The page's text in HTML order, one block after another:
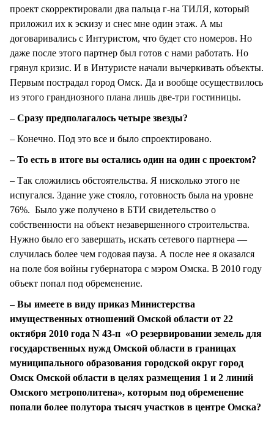
проект скорректировали два пальца г-на ТИЛЯ, который
приложил их к эскизу и снес мне один этаж. А мы
договаривались с Интуристом, что будет сто номеров. Но
даже после этого партнер был готов с нами работать. Но
грянул кризис. И в Интуристе начали вычеркивать объекты.
Первым пострадал город Омск. Да и вообще осуществилось
из этого грандиозного плана лишь две-три гостиницы.
– Сразу предполагалось четыре звезды?
– Конечно. Под это все и было спроектировано.
– То есть в итоге вы остались один на один с проектом?
– Так сложились обстоятельства. Я нисколько этого не
испугался. Здание уже стояло, готовность была на уровне
76%. Было уже получено в БТИ свидетельство о
собственности на объект незавершенного строительства.
Нужно было его завершать, искать сетевого партнера —
случилась более чем годовая пауза. А после нее я оказался
на поле боя войны губернатора с мэром Омска. В 2010 году
объект попал под обременение.
– Вы имеете в виду приказ Министерства
имущественных отношений Омской области от 22
октября 2010 года N 43-п «О резервировании земель для
государственных нужд Омской области в границах
муниципального образования городской округ город
Омск Омской области в целях размещения 1 и 2 линий
Омского метрополитена», которым под обременение
попали более полутора тысяч участков в центре Омска?